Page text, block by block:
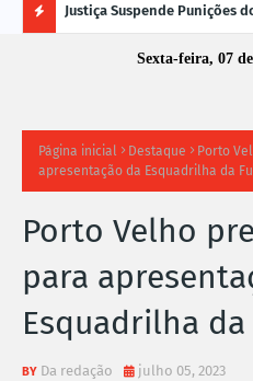
A
S
N
Justiça Suspende Punições
Desempenho no Enamed
Sexta-feira, 07
Página inicial Destaque
Porto
apresentação da Esquadrilha da
Porto Velho
para
Esquadrilha da
Da redação julho 05, 2023